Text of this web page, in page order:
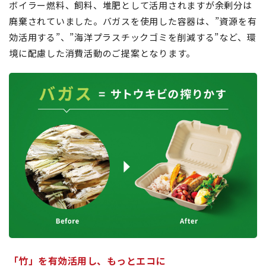
ボイラー燃料、飼料、堆肥として活用されますが余剰分は
廃棄されていました。バガスを使用した容器は、”資源を有
効活用する”、”海洋プラスチックゴミを削減する”など、環
境に配慮した消費活動のご提案となります。
「竹」を有効活用し、もっとエコに